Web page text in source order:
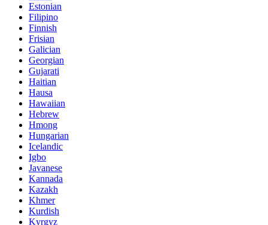
Estonian
Filipino
Finnish
Frisian
Galician
Georgian
Gujarati
Haitian
Hausa
Hawaiian
Hebrew
Hmong
Hungarian
Icelandic
Igbo
Javanese
Kannada
Kazakh
Khmer
Kurdish
Kyrgyz